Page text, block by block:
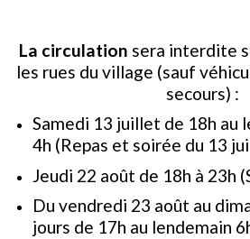
La circulation sera interdite
les rues du village (sauf
secours) :
Samedi 13 juillet de 18h au
4h (Repas et soirée du 13
Jeudi 22 août de 18h à 23h
Du vendredi 23 août au
jours de 17h au lendemain